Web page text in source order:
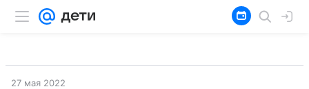
27 мая 2022